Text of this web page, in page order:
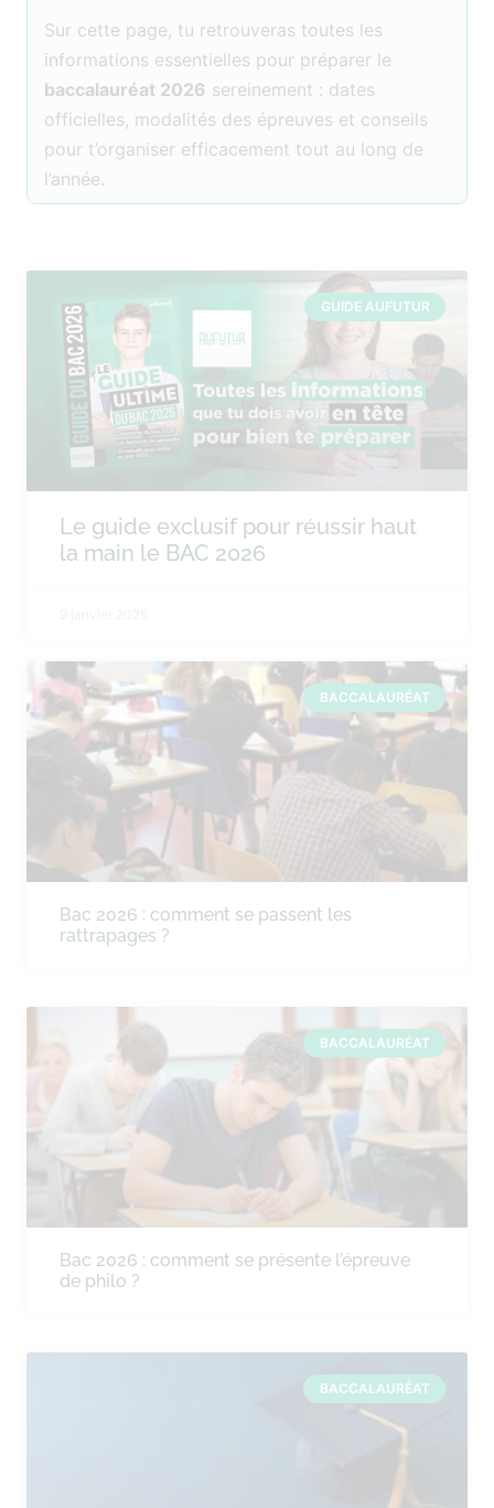
Sur cette page, tu retrouveras toutes les
informations essentielles pour préparer le
baccalauréat 2026 sereinement : dates
officielles, modalités des épreuves et conseils
pour t’organiser efficacement tout au long de
l’année.
GUIDE AUFUTUR
Le guide exclusif pour réussir haut
la main le BAC 2026
BACCALAURÉAT
Bac 2026 : comment se passent les
rattrapages ?
BACCALAURÉAT
Bac 2026 : comment se présente l’épreuve
de philo ?
BACCALAURÉAT